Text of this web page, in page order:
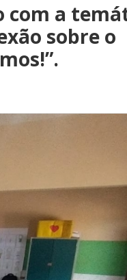
com a
sobre o